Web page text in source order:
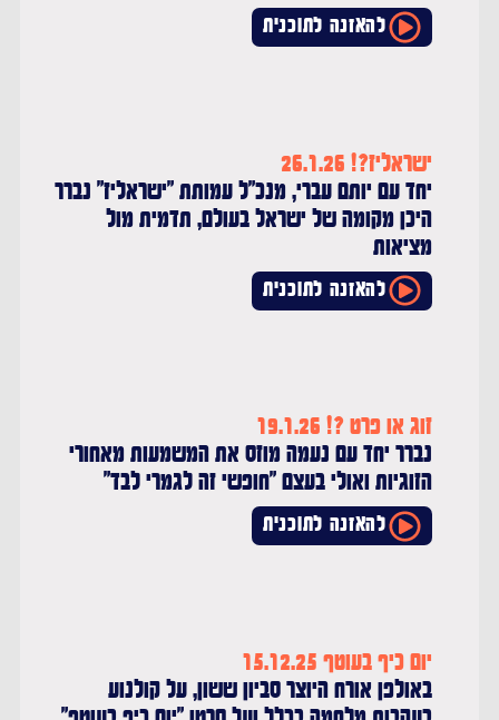
להאזנה לתוכנית
ישראליז?! 26.1.26
יחד עם יותם עברי, מנכ"ל עמותת "ישראליז" נברר
היכן מקומה של ישראל בעולם, תדמית מול
להאזנה לתוכנית
זוג או פרט ?! 19.1.26
נברר יחד עם נעמה מוזס את המשמעות מאחורי
הזוגיות ואולי בעצם "חופשי זה לגמרי לבד"
להאזנה לתוכנית
יום כיף בעוטף 15.12.25
באולפן אורח היוצר סביון ששון, על קולנוע